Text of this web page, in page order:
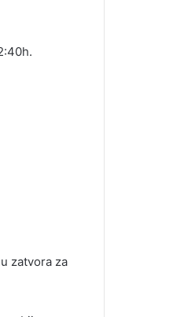
zatvora za